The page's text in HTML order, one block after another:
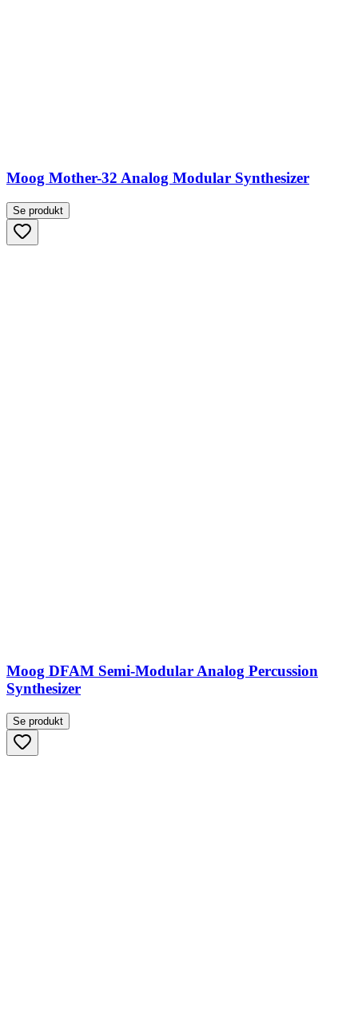
Moog Mother-32 Analog Modular Synthesizer
Se produkt
Moog DFAM Semi-Modular Analog Percussion
Synthesizer
Se produkt